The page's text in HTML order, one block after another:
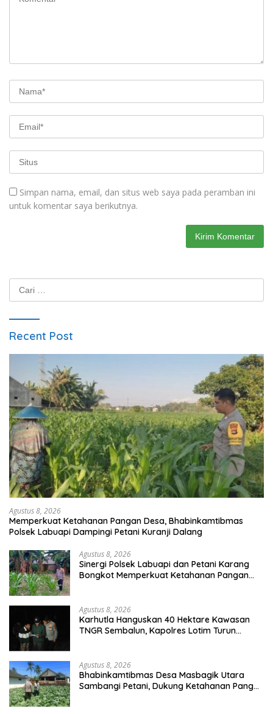
Simpan nama, email, dan situs web saya pada peramban ini
untuk komentar saya berikutnya.
Cari
untuk:
Recent Post
Agustus 8, 2026
Memperkuat Ketahanan Pangan Desa, Bhabinkamtibmas
Polsek Labuapi Dampingi Petani Kuranji Dalang
Agustus 8, 2026
Sinergi Polsek Labuapi dan Petani Karang
Bongkot Memperkuat Ketahanan Pangan
Agustus 8, 2026
Karhutla Hanguskan 40 Hektare Kawasan
TNGR Sembalun, Kapolres Lotim Turun
Agustus 8, 2026
Bhabinkamtibmas Desa Masbagik Utara
Sambangi Petani, Dukung Ketahanan Pangan